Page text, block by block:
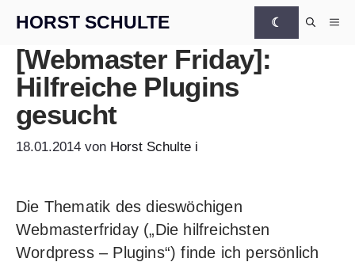
HORST SCHULTE ☾
[Webmaster Friday]:
Hilfreiche Plugins
gesucht
18.01.2014 von Horst Schulte i
Die Thematik des dieswöchigen
Webmasterfriday („Die hilfreichsten
Wordpress – Plugins“) finde ich persönlich